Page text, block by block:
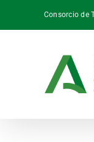
Consorcio de